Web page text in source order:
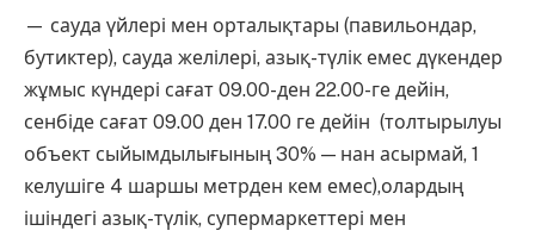
— сауда үйлері мен орталықтары (павильондар,
бутиктер), сауда желілері, азық-түлік емес дүкендер
жұмыс күндері сағат 09.00-ден 22.00-ге дейін,
сенбіде сағат 09.00 ден 17.00 ге дейін (толтырылуы
объект сыйымдылығының 30% — нан асырмай, 1
келушіге 4 шаршы метрден кем емес),олардың
ішіндегі азық-түлік, супермаркеттері мен